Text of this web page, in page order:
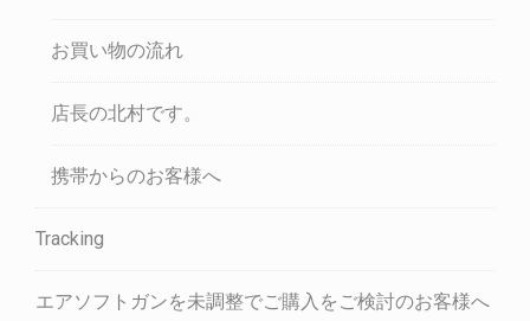
お買い物の流れ
店長の北村です。
携帯からのお客様へ
Tracking
エアソフトガンを未調整でご購入をご検討のお客様へ